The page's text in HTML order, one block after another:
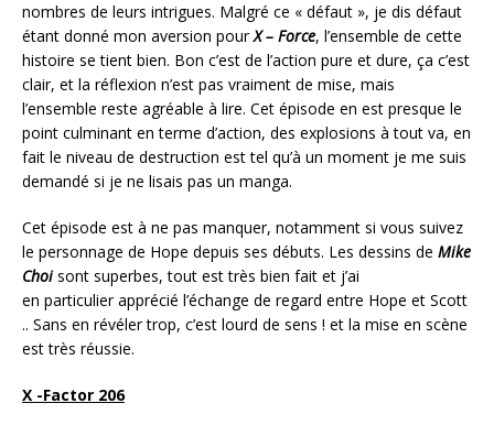
nombres de leurs intrigues. Malgré ce « défaut », je dis défaut
étant donné mon aversion pourX – Force, l’ensemble de cette
histoire se tient bien. Bon c’est de l’action pure et dure, ça c’est
clair, et la réflexion n’est pas vraiment de mise, mais
l’ensemble reste agréable à lire. Cet épisode en est presque le
point culminant en terme d’action, des explosions à tout va, en
fait le niveau de destruction est tel qu’à un moment je me suis
demandé si je ne lisais pas un manga.
Cet épisode est à ne pas manquer, notamment si vous suivez
le personnage de Hope depuis ses débuts. Les dessins de Mike
Choisont superbes, tout est très bien fait et j’ai
en particulier apprécié l’échange de regard entre Hope et Scott
.. Sans en révéler trop, c’est lourd de sens ! et la mise en scène
est très réussie.
X -Factor 206